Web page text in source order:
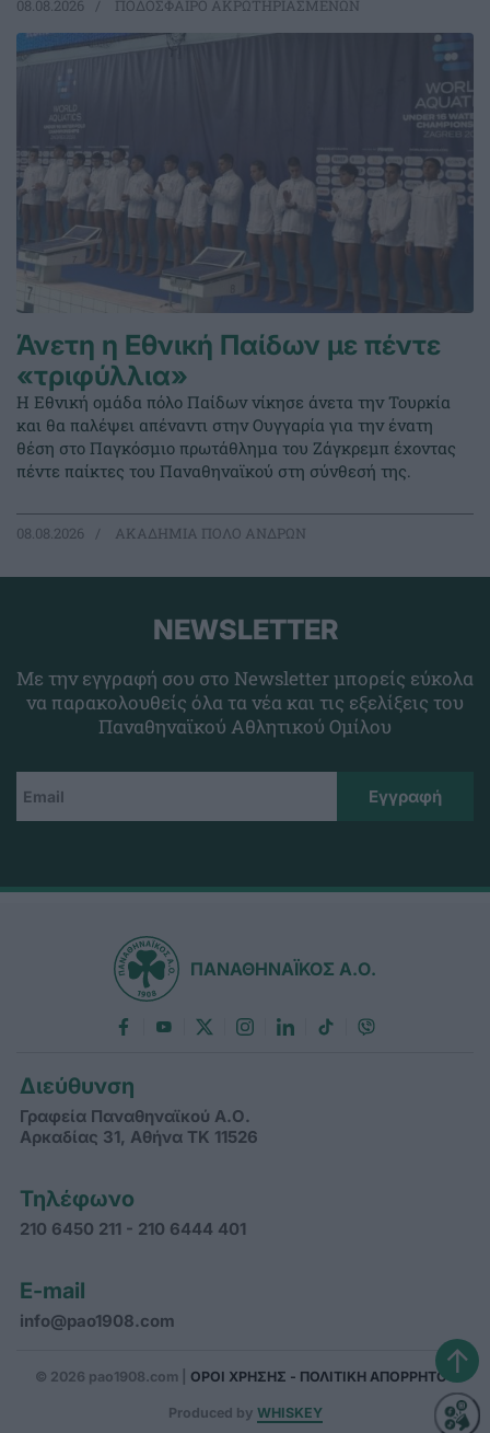
08.08.2026 ΠΟΔΟΣΦΑΙΡΟ ΑΚΡΩΤΗΡΙΑΣΜΕΝΩΝ
Άνετη η Εθνική Παίδων με πέντε
«τριφύλλια»
Η Εθνική ομάδα πόλο Παίδων νίκησε άνετα την Τουρκία
και θα παλέψει απέναντι στην Ουγγαρία για την ένατη
θέση στο Παγκόσμιο πρωτάθλημα του Ζάγκρεμπ έχοντας
πέντε παίκτες του Παναθηναϊκού στη σύνθεσή της.
08.08.2026 ΑΚΑΔΗΜΙΑ ΠΟΛΟ ΑΝΔΡΩΝ
NEWSLETTER
Με την εγγραφή σου στο Newsletter μπορείς εύκολα
να παρακολουθείς όλα τα νέα και τις εξελίξεις του
Παναθηναϊκού Αθλητικού Ομίλου
ΠΑΝΑΘΗΝΑΪΚΟΣ Α.Ο.
Διεύθυνση
Γραφεία Παναθηναϊκού Α.Ο.
Αρκαδίας 31, Αθήνα ΤΚ 11526
Τηλέφωνο
210 6450 211 - 210 6444 401
E-mail
info@pao1908.com
© 2026 pao1908.com | ΟΡΟΙ ΧΡΗΣΗΣ - ΠΟΛΙΤΙΚΗ ΑΠΟΡΡΗΤΟΥ
Produced by WHISKEY
↑